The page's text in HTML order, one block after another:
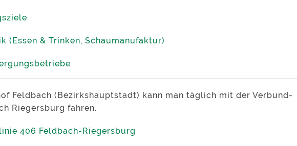
(Essen & Trinken, Schaumanufaktur)
Feldbach (Bezirkshauptstadt) kann man täglich mit der Verbund-
Riegersburg fahren.
406 Feldbach-Riegersburg